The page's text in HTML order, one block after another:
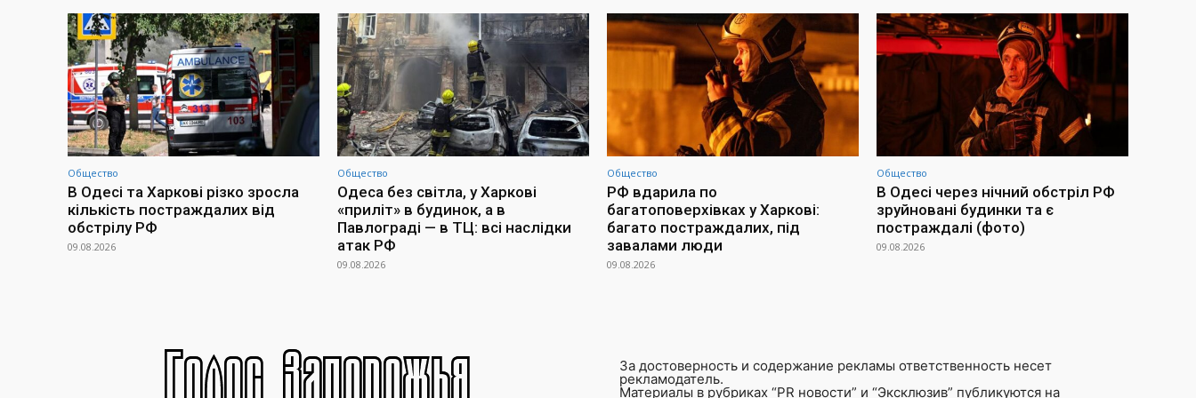
Общество
В Одесі та Харкові різко зросла
кількість постраждалих від
обстрілу РФ
09.08.2026
Общество
Одеса без світла, у Харкові
«приліт» в будинок, а в
Павлограді — в ТЦ: всі наслідки
атак РФ
09.08.2026
Общество
РФ вдарила по
багатоповерхівках у Харкові:
багато постраждалих, під
завалами люди
09.08.2026
Общество
В Одесі через нічний обстріл РФ
зруйновані будинки та є
постраждалі (фото)
09.08.2026
За достоверность и содержание рекламы ответственность несет
рекламодатель.
Материалы в рубриках “PR новости” и “Эксклюзив” публикуются на